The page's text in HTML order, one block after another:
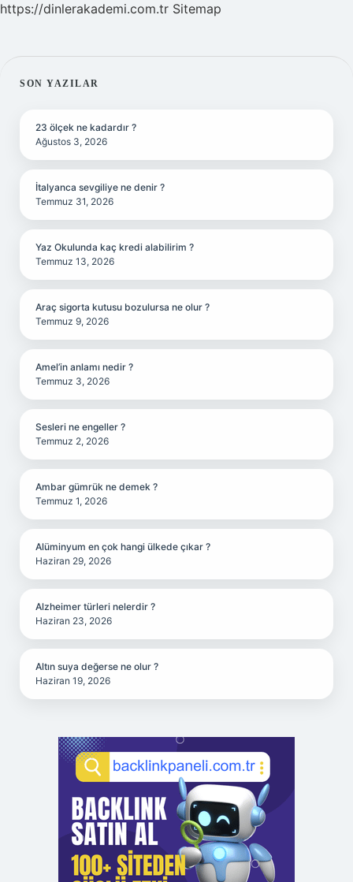
https://dinlerakademi.com.tr Sitemap
SIDEBAR
SON YAZILAR
23 ölçek ne kadardır ?
Ağustos 3, 2026
İtalyanca sevgiliye ne denir ?
Temmuz 31, 2026
Yaz Okulunda kaç kredi alabilirim ?
Temmuz 13, 2026
Araç sigorta kutusu bozulursa ne olur ?
Temmuz 9, 2026
Amel’in anlamı nedir ?
Temmuz 3, 2026
Sesleri ne engeller ?
Temmuz 2, 2026
Ambar gümrük ne demek ?
Temmuz 1, 2026
Alüminyum en çok hangi ülkede çıkar ?
Haziran 29, 2026
Alzheimer türleri nelerdir ?
Haziran 23, 2026
Altın suya değerse ne olur ?
Haziran 19, 2026